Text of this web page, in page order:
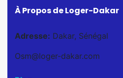
À Propos de Loger-Dakar
Adresse: Dakar, Sénégal
Osm@loger-dakar.com